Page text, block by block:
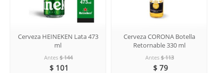
Cerveza HEINEKEN Lata 473
ml
Antes $ 144
$ 101
Cerveza CORONA Botella
Retornable 330 ml
Antes $ 113
$ 79